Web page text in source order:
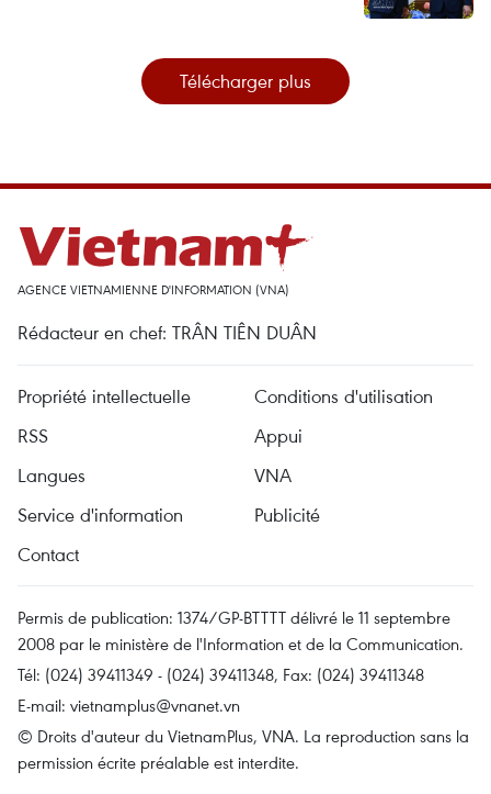
Télécharger plus
AGENCE VIETNAMIENNE D'INFORMATION (VNA)
Rédacteur en chef: TRÂN TIÊN DUÂN
Propriété intellectuelle
Conditions d'utilisation
RSS
Appui
Langues
VNA
Service d'information
Publicité
Contact
Permis de publication: 1374/GP-BTTTT délivré le 11 septembre
2008 par le ministère de l'Information et de la Communication.
Tél: (024) 39411349 - (024) 39411348, Fax: (024) 39411348
E-mail: vietnamplus@vnanet.vn
© Droits d'auteur du VietnamPlus, VNA. La reproduction sans la
permission écrite préalable est interdite.